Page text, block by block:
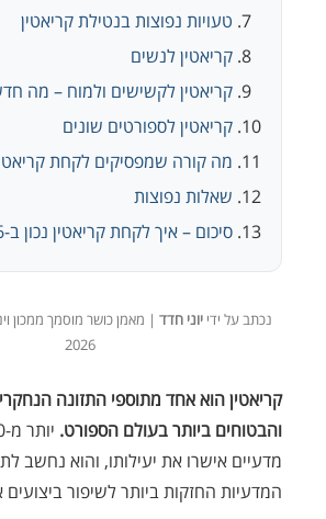
טעויות נפוצות בנטילת קריאטין
קריאטין לנשים
קריאטין לקשישים ולמוח – מה
קריאטין לספורטים שונים
מה קורה שמפסיקים לקחת
שאלות נפוצות
סיכום – איך לקחת קריאטין נכון ב-2026
נכתב על ידי יוני חדד | מאמן כושר מוסמך ממכון
2026
קריאטין הוא אחד מתוספי התזונה
והבטוחים ביותר בעולם הספורט.
מדעיים אישרו את יעילותו, והוא נחשב
המדעיות החזקות ביותר לשיפור ביצועים